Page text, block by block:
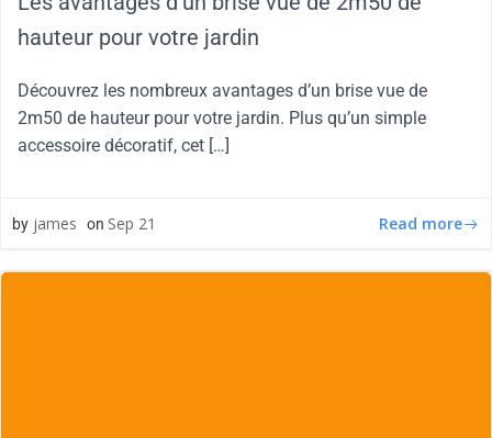
hauteur pour votre jardin
Découvrez les nombreux avantages d’un brise vue de
2m50 de hauteur pour votre jardin. Plus qu’un simple
accessoire décoratif, cet […]
by james on Sep 21 Read more